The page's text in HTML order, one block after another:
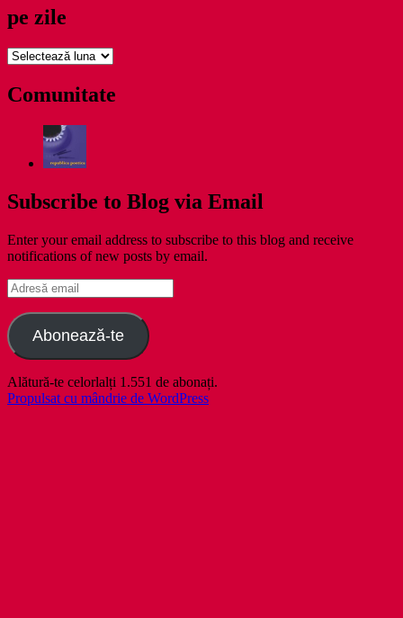
pe zile
pe
Comunitate
Subscribe to Blog via Email
Enter your email address to subscribe to this blog and receive
notifications of new posts by email.
Adresă
email
Abonează-te
Alătură-te celorlalți 1.551 de abonați.
Propulsat cu mândrie de WordPress